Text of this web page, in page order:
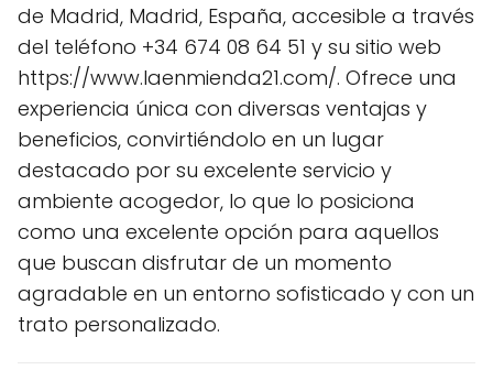
de Madrid, Madrid, España, accesible a través
del teléfono +34 674 08 64 51 y su sitio web
https://www.laenmienda21.com/. Ofrece una
experiencia única con diversas ventajas y
beneficios, convirtiéndolo en un lugar
destacado por su excelente servicio y
ambiente acogedor, lo que lo posiciona
como una excelente opción para aquellos
que buscan disfrutar de un momento
agradable en un entorno sofisticado y con un
trato personalizado.